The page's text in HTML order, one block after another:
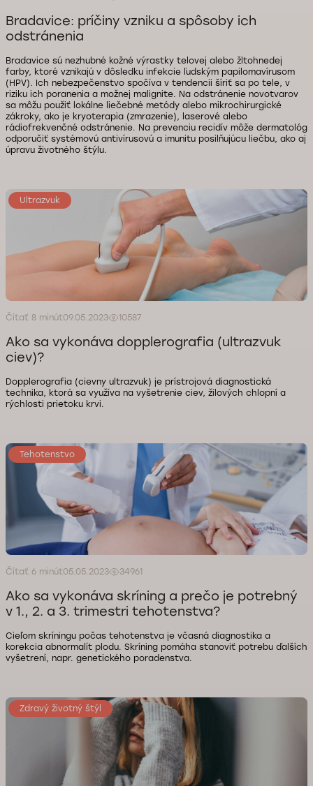
Bradavice: príčiny vzniku a spôsoby ich
odstránenia
Bradavice sú nezhubné kožné výrastky telovej alebo žltohnedej
farby, ktoré vznikajú v dôsledku infekcie ľudským papilomavírusom
(HPV). Ich nebezpečenstvo spočíva v tendencii šíriť sa po tele, v
riziku ich poranenia a možnej malignite. Na odstránenie novotvarov
sa môžu použiť lokálne liečebné metódy alebo mikrochirurgické
zákroky, ako je kryoterapia (zmrazenie), laserové alebo
rádiofrekvenčné odstránenie. Na prevenciu recidív môže dermatológ
odporučiť systémovú antivírusovú a imunitu posilňujúcu liečbu, ako aj
úpravu životného štýlu.
Ultrazvuk
Čítať 8 minút09.05.2023 10587
Ako sa vykonáva dopplerografia (ultrazvuk
ciev)?
Dopplerografia (cievny ultrazvuk) je prístrojová diagnostická
technika, ktorá sa využíva na vyšetrenie ciev, žilových chlopní a
rýchlosti prietoku krvi.
Tehotenstvo
Čítať 6 minút05.05.2023 34961
Ako sa vykonáva skríning a prečo je potrebný
v 1., 2. a 3. trimestri tehotenstva?
Cieľom skríningu počas tehotenstva je včasná diagnostika a
korekcia abnormalít plodu. Skríning pomáha stanoviť potrebu ďalších
vyšetrení, napr. genetického poradenstva.
Zdravý životný štýl